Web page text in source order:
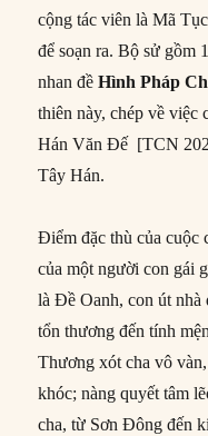
cộng tác viên là Mã
để soạn ra. Bộ sử gồm
nhan đềHình Pháp
thiên này, chép về việc
Hán Văn Đế [TCN
Tây Hán.
Điểm đặc thù của cuộc
của một người con gái
là Đề Oanh, con út nhà
tổn thương đến tính
Thương xót cha vô
khóc; nàng quyết tâm
cha, từ Sơn Đông đến